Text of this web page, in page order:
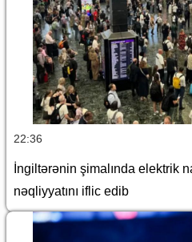
22:36
İngiltərənin şimalında elektrik
nəqliyyatını iflic edib